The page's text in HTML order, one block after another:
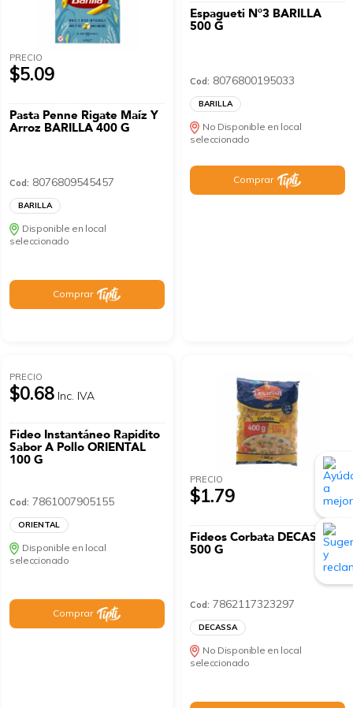
PRECIO
$5.09
Pasta Penne Rigate Maíz Y
Arroz BARILLA 400 G
Cod: 8076809545457
BARILLA
Disponible en local
seleccionado
Comprar
Espagueti N°3 BARILLA
500 G
Cod: 8076800195033
BARILLA
No Disponible en local
seleccionado
Comprar
PRECIO
$0.68 Inc. IVA
Fideo Instantáneo Rapidito
Sabor A Pollo ORIENTAL
100 G
Cod: 7861007905155
ORIENTAL
Disponible en local
seleccionado
Comprar
PRECIO
$1.79
Fideos Corbata DECASSA
500 G
Cod: 7862117323297
DECASSA
No Disponible en local
seleccionado